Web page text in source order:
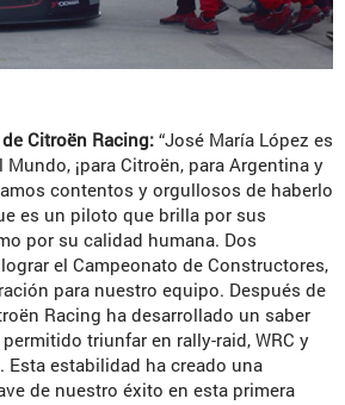
Citroën Racing: “José María López es
¡para Citroën, para Argentina y
contentos y orgullosos de haberlo
es un piloto que brilla por sus
por su calidad humana. Dos
el Campeonato de Constructores,
para nuestro equipo. Después de
Racing ha desarrollado un saber
triunfar en rally-raid, WRC y
Esta estabilidad ha creado una
de nuestro éxito en esta primera